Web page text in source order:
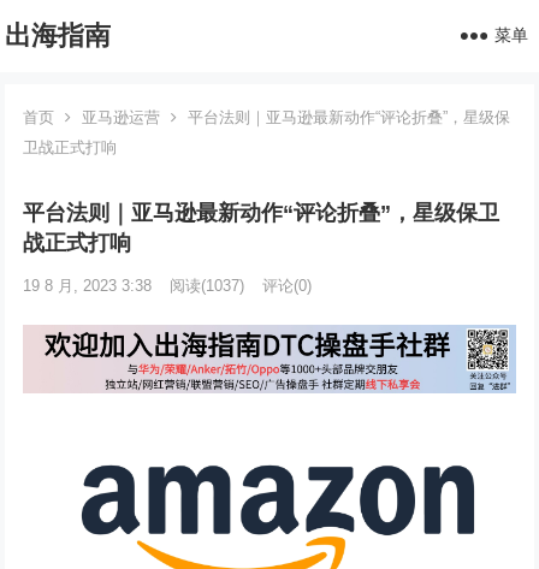
出海指南 菜单
首页 亚马逊运营
平台法则｜亚马逊最新动作“评论折叠”，星级保
卫战正式打响
平台法则｜亚马逊最新动作“评论折叠”，星级保卫
战正式打响
19 8 月, 2023 3:38 阅读(1037) 评论(0)